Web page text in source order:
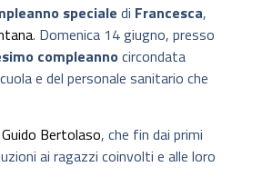
speciale di Francesca,
. Domenica 14 giugno, presso
compleanno circondata
e del personale sanitario che
Guido Bertolaso, che fin dai primi
ai ragazzi coinvolti e alle loro